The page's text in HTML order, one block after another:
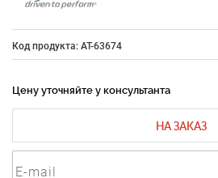
Код продукта: AT-63674
Цену уточняйте у консультанта
НА ЗАКАЗ